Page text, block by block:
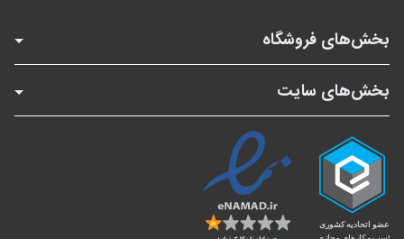
بخش‌های فروشگاه
بخش‌های سایت